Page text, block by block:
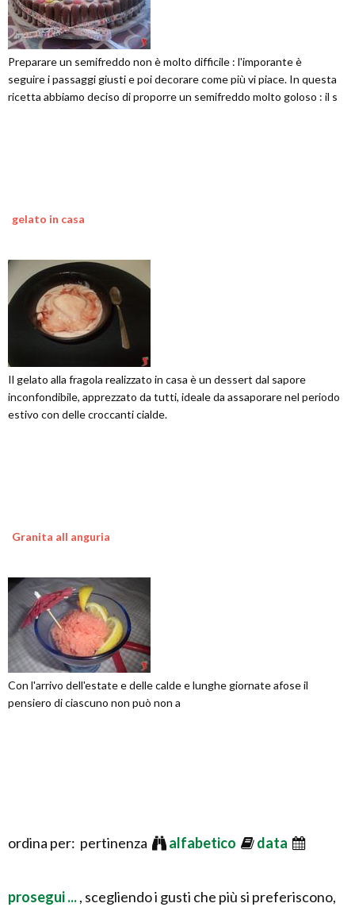
Preparare un semifreddo non è molto difficile : l'imporante è
seguire i passaggi giusti e poi decorare come più vi piace. In questa
ricetta abbiamo deciso di proporre un semifreddo molto goloso : il s
gelato in casa
Il gelato alla fragola realizzato in casa è un dessert dal sapore
inconfondibile, apprezzato da tutti, ideale da assaporare nel periodo
estivo con delle croccanti cialde.
Granita all anguria
Con l'arrivo dell'estate e delle calde e lunghe giornate afose il
pensiero di ciascuno non può non a
ordina per: pertinenza alfabetico data
prosegui ..., scegliendo i gusti che più si preferiscono,